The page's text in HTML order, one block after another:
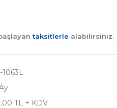
taksitlerle alabilirsiniz.
1063L
TL + KDV